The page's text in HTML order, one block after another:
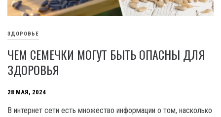
ЗДОРОВЬЕ
ЧЕМ СЕМЕЧКИ МОГУТ БЫТЬ ОПАСНЫ ДЛЯ
ЗДОРОВЬЯ
28 МАЯ, 2024
В интернет сети есть множество информации о том, насколько